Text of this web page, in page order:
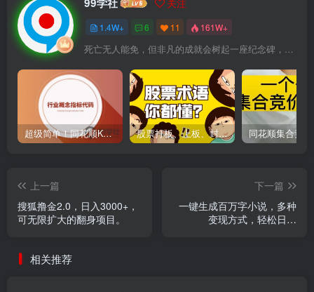
关注
1.4W+ 6 11 161W+
死亡无人能免，但非凡的成就会树起一座纪念碑，它将一直立到太阳冷却之时
超级简单！同花顺K线界面显示行业概念指标代码图解 股票打板、上板、封板、翘板、炸板是什么意思？炒股你必须懂的暗语！
上一篇
搜狐撸金2.0，日入3000+，
可无限扩大的翻身项目。
下一篇
一键生成百万字小说，多种
变现方式，轻松日入
相关推荐